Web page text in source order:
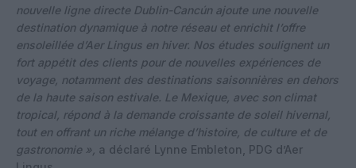
nouvelle ligne directe Dublin-Cancún ajoute une nouvelle
destination dynamique à notre réseau et enrichit l’offre
ensoleillée d’Aer Lingus en hiver. Nos études soulignent un
fort appétit des clients pour de nouvelles expériences de
voyage, notamment des destinations saisonnières en dehors
de la haute saison estivale. Le Mexique, avec son climat
tropical, répond à la demande croissante de soleil hivernal,
tout en offrant un riche mélange d’histoire, de culture et de
gastronomie », a déclaré Lynne Embleton, PDG d’Aer